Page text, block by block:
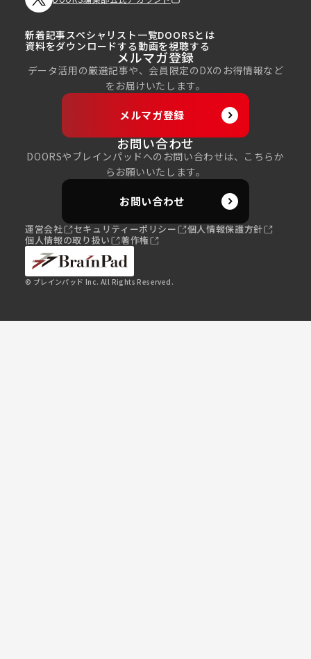
新着記事スペシャリスト一覧DOORSとは
資料をダウンロードする動画を視聴する
メルマガ登録
データ活用の厳選記事や、会員限定のDXのお得情報など
をお届けいたします。
メルマガ登録
お問い合わせ
DOORSやブレインパッドへのお問い合わせは、こちらか
らお願いいたします。
お問い合わせ
運営会社 セキュリティーポリシー
個人情報保護方針
個人情報の取り扱い
著作権
© ブレインパッド Inc. All Rights Reserved.